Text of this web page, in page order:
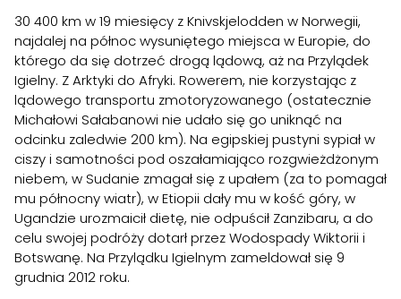
30 400 km w 19 miesięcy z Knivskjelodden w Norwegii,
najdalej na północ wysuniętego miejsca w Europie, do
którego da się dotrzeć drogą lądową, aż na Przylądek
Igielny. Z Arktyki do Afryki. Rowerem, nie korzystając z
lądowego transportu zmotoryzowanego (ostatecznie
Michałowi Sałabanowi nie udało się go uniknąć na
odcinku zaledwie 200 km). Na egipskiej pustyni sypiał w
ciszy i samotności pod oszałamiająco rozgwieżdżonym
niebem, w Sudanie zmagał się z upałem (za to pomagał
mu północny wiatr), w Etiopii dały mu w kość góry, w
Ugandzie urozmaicił dietę, nie odpuścił Zanzibaru, a do
celu swojej podróży dotarł przez Wodospady Wiktorii i
Botswanę. Na Przylądku Igielnym zameldował się 9
grudnia 2012 roku.